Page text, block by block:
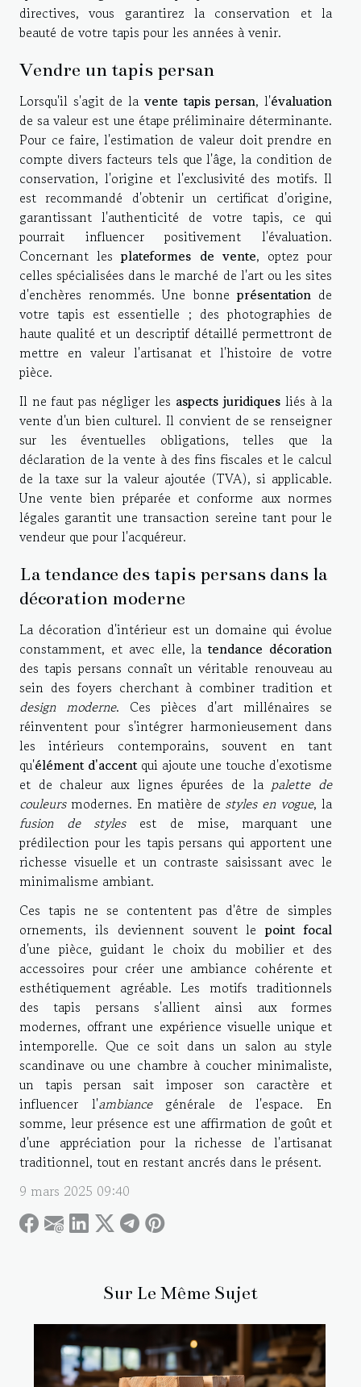
directives, vous garantirez la conservation et la
beauté de votre tapis pour les années à venir.
Vendre un tapis persan
Lorsqu'il s'agit de la vente tapis persan, l'évaluation
de sa valeur est une étape préliminaire déterminante.
Pour ce faire, l'estimation de valeur doit prendre en
compte divers facteurs tels que l'âge, la condition de
conservation, l'origine et l'exclusivité des motifs. Il
est recommandé d'obtenir un certificat d'origine,
garantissant l'authenticité de votre tapis, ce qui
pourrait influencer positivement l'évaluation.
Concernant lesplateformes de vente, optez pour
celles spécialisées dans le marché de l'art ou les sites
d'enchères renommés. Une bonne présentationde
votre tapis est essentielle ; des photographies de
haute qualité et un descriptif détaillé permettront de
mettre en valeur l'artisanat et l'histoire de votre
pièce.
Il ne faut pas négliger les aspects juridiques liés à la
vente d'un bien culturel. Il convient de se renseigner
sur les éventuelles obligations, telles que la
déclaration de la vente à des fins fiscales et le calcul
de la taxe sur la valeur ajoutée (TVA), si applicable.
Une vente bien préparée et conforme aux normes
légales garantit une transaction sereine tant pour le
vendeur que pour l'acquéreur.
La tendance des tapis persans dans la
décoration moderne
La décoration d'intérieur est un domaine qui évolue
constamment, et avec elle, latendance décoration
des tapis persans connaît un véritable renouveau au
sein des foyers cherchant à combiner tradition et
design moderne. Ces pièces d'art millénaires se
réinventent pour s'intégrer harmonieusement dans
les intérieurs contemporains, souvent en tant
qu'élément d'accentqui ajoute une touche d'exotisme
et de chaleur aux lignes épurées de la palette de
couleursmodernes. En matière de styles en vogue, la
fusion de stylesest de mise, marquant une
prédilection pour les tapis persans qui apportent une
richesse visuelle et un contraste saisissant avec le
minimalisme ambiant.
Ces tapis ne se contentent pas d'être de simples
ornements, ils deviennent souvent lepoint focal
d'une pièce, guidant le choix du mobilier et des
accessoires pour créer une ambiance cohérente et
esthétiquement agréable. Les motifs traditionnels
des tapis persans s'allient ainsi aux formes
modernes, offrant une expérience visuelle unique et
intemporelle. Que ce soit dans un salon au style
scandinave ou une chambre à coucher minimaliste,
un tapis persan sait imposer son caractère et
influencer l'ambiancegénérale de l'espace. En
somme, leur présence est une affirmation de goût et
d'une appréciation pour la richesse de l'artisanat
traditionnel, tout en restant ancrés dans le présent.
9 mars 2025 09:40
Sur Le Même Sujet